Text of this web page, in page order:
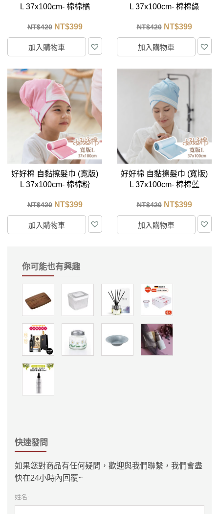
L 37x100cm- 棉棉橘
NT$420 NT$399
加入購物車
L 37x100cm- 棉棉綠
NT$420 NT$399
加入購物車
好好棉 自黏擦髮巾 (寬版)
L 37x100cm- 棉棉粉
NT$420 NT$399
加入購物車
好好棉 自黏擦髮巾 (寬版)
L 37x100cm- 棉棉藍
NT$420 NT$399
加入購物車
你可能也有興趣
快速發問
如果您對商品有任何疑問，歡迎與我們聯繫，我們會盡
快在24小時內回覆~
姓名: